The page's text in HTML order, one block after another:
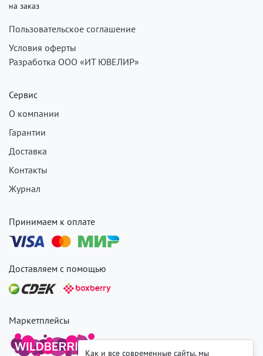
на заказ
Пользовательское соглашение
Условия оферты
Разработка ООО «ИТ ЮВЕЛИР»
Сервис
О компании
Гарантии
Доставка
Контакты
Журнал
Принимаем к оплате
Доставляем с помощью
Маркетплейсы
Как и все современные сайты, мы